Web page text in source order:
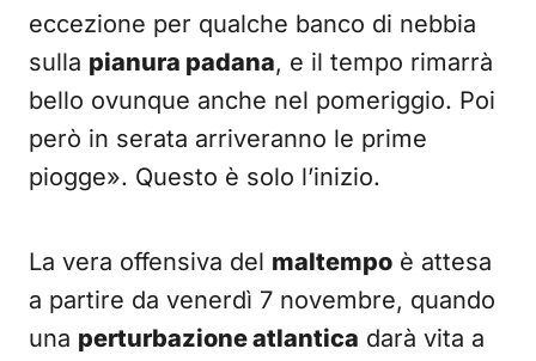
eccezione per qualche banco di nebbia
sulla pianura padana, e il tempo rimarrà
bello ovunque anche nel pomeriggio. Poi
però in serata arriveranno le prime
piogge». Questo è solo l’inizio.
La vera offensiva del maltempo è attesa
a partire da venerdì 7 novembre, quando
una perturbazione atlantica darà vita a